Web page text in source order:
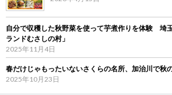
自分で収穫した秋野菜を使って芋煮作りを体験 埼
ランドむさしの村」
2025年11月4日
春だけじゃもったいないさくらの名所、加治川で秋
2025年10月23日